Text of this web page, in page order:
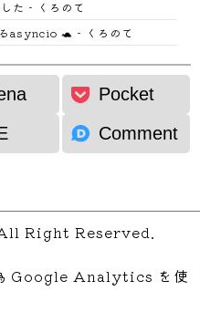
た - くろのて
asyncio 🐢 - くろのて
Pocket
Comment
Right Reserved.
Google Analytics を使